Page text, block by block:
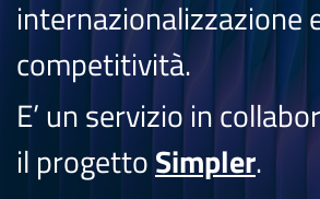
internazionalizzazione
competitività.
E’ un servizio in
il progettoSimpler.